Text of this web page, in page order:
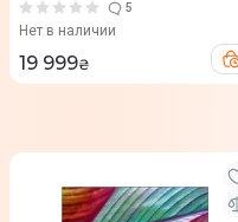
5
Нет в наличии
19 999₴